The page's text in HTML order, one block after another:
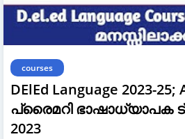
courses
DElEd Language 2023-25;
പ്രൈമറി ഭാഷാധ്യാപക
2023